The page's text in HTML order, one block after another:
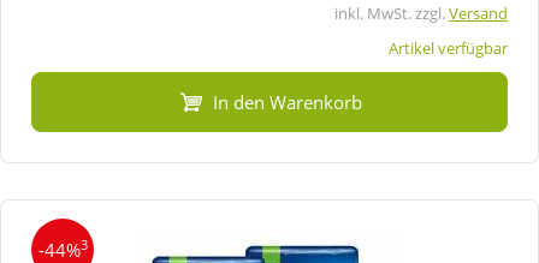
inkl. MwSt. zzgl.Versand
Artikel verfügbar
In den Warenkorb
-44%3